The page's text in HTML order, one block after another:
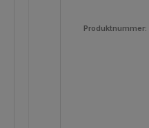
Produktnummer: